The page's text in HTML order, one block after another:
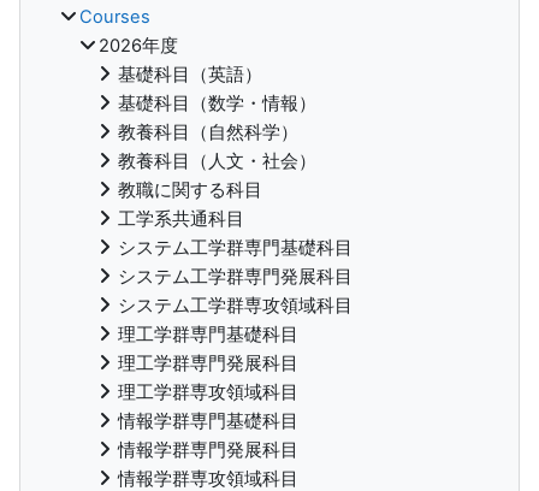
Courses
2026年度
基礎科目（英語）
基礎科目（数学・情報）
教養科目（自然科学）
教養科目（人文・社会）
教職に関する科目
工学系共通科目
システム工学群専門基礎科目
システム工学群専門発展科目
システム工学群専攻領域科目
理工学群専門基礎科目
理工学群専門発展科目
理工学群専攻領域科目
情報学群専門基礎科目
情報学群専門発展科目
情報学群専攻領域科目